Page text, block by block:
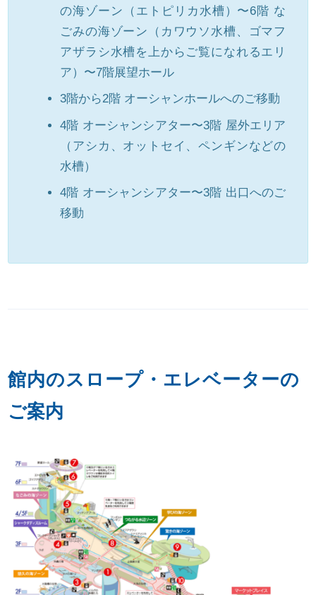
の海ゾーン（エトピリカ水槽）〜6階 な
ごみの海ゾーン（カワウソ水槽、ゴマフ
アザラシ水槽を上からご覧になれるエリ
ア）〜7階展望ホール
3階から2階 オーシャンホールへのご移動
4階 オーシャンシアター〜3階 屋外エリア
（アシカ、オットセイ、ペンギンなどの
水槽）
4階 オーシャンシアター〜3階 出口へのご
移動
館内のスロープ・エレベーターの
ご案内